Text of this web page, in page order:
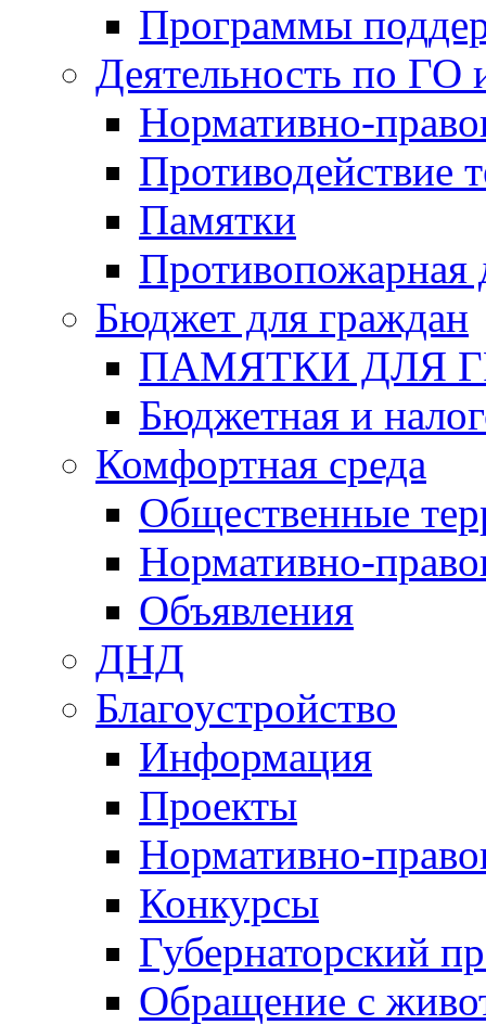
Программы
Деятельность по ГО
Нормативно-
Противодействие
Памятки
Противопожарная
Бюджет для граждан
ПАМЯТКИ ДЛЯ
Бюджетная и
Комфортная среда
Общественные
Нормативно-
Объявления
ДНД
Благоустройство
Информация
Проекты
Нормативно-
Конкурсы
Губернаторский
Обращение с